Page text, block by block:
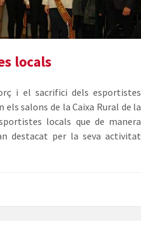
locals
i el sacrifici dels esportistes
els salons de la Caixa Rural de la
locals que de manera
destacat per la seva activitat